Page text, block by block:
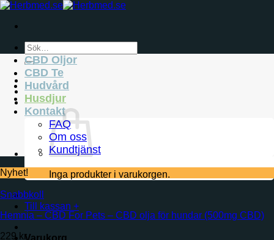
Skip
content
Sök
efter:
Inga produkter i varukorgen.
Till kassan +
Varukorg
CBD Oljor
CBD Te
Hudvård
Husdjur
Kontakt
FAQ
Om oss
Kundtjänst
Nyhet!
Snabbkoll
Hemnia – CBD For Pets – CBD olja för hundar (500mg CBD)
229 kr